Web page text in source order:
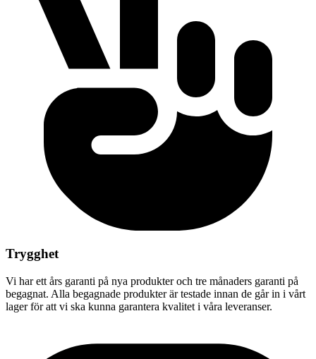
Trygghet
Vi har ett års garanti på nya produkter och tre månaders garanti på
begagnat. Alla begagnade produkter är testade innan de går in i vårt
lager för att vi ska kunna garantera kvalitet i våra leveranser.